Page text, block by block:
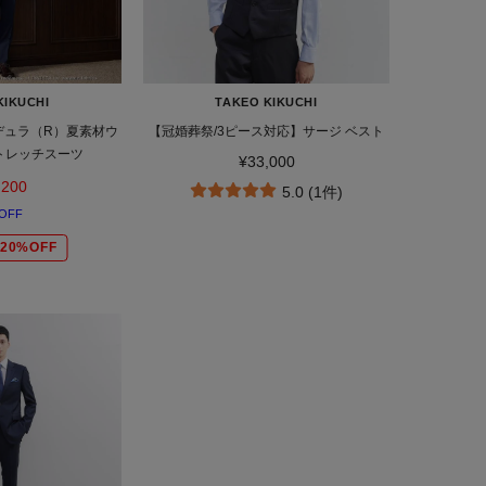
ラ（R）夏素材ウ
ッチスーツ
TAKEO KIKUCHI
【冠婚葬祭/3ピース対応】サージ ベスト
¥33,000
5.0 (1件)